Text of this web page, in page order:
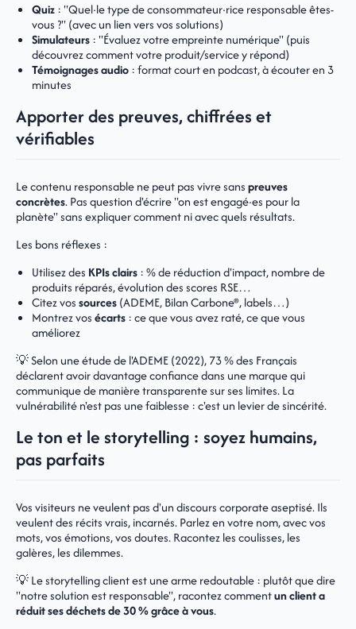
Quiz : "Quel·le type de consommateur·rice responsable êtes-
vous ?" (avec un lien vers vos solutions)
Simulateurs : "Évaluez votre empreinte numérique" (puis
découvrez comment votre produit/service y répond)
Témoignages audio : format court en podcast, à écouter en 3
minutes
Apporter des preuves, chiffrées et
vérifiables
Le contenu responsable ne peut pas vivre sanspreuves
concrètes. Pas question d'écrire "on est engagé·es pour la
planète" sans expliquer comment ni avec quels résultats.
Les bons réflexes :
Utilisez des KPIs clairs : % de réduction d'impact, nombre de
produits réparés, évolution des scores RSE…
Citez vossources(ADEME, Bilan Carbone®, labels…)
Montrez vosécarts : ce que vous avez raté, ce que vous
améliorez
💡 Selon une étude de l'ADEME (2022), 73 % des Français
déclarent avoir davantage confiance dans une marque qui
communique de manière transparente sur ses limites. La
vulnérabilité n'est pas une faiblesse : c'est un levier de sincérité.
Le ton et le storytelling : soyez humains,
pas parfaits
Vos visiteurs ne veulent pas d'un discours corporate aseptisé. Ils
veulent des récits vrais, incarnés. Parlez en votre nom, avec vos
mots, vos émotions, vos doutes. Racontez les coulisses, les
galères, les dilemmes.
💡 Le storytelling client est une arme redoutable : plutôt que dire
"notre solution est responsable", racontez commentun client a
réduit ses déchets de 30 % grâce à vous.